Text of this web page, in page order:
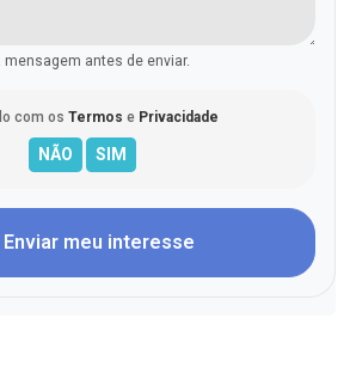
antes de enviar.
com os Termos e Privacidade
Enviar meu interesse